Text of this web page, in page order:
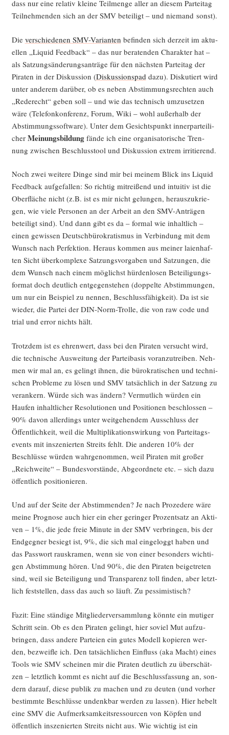
dass nur eine rela­tiv klei­ne Teil­men­ge aller an die­sem Par­tei­tag
Teil­neh­men­den sich an der SMV betei­ligt – und nie­mand sonst).
Die ver­schie­de­nen SMV-Vari­an­ten befin­den sich der­zeit im aktu­
el­len „Liquid Feed­back“ – das nur bera­ten­den Cha­rak­ter hat –
als Sat­zungs­än­de­rungs­an­trä­ge für den nächs­ten Par­tei­tag der
Pira­ten in der Dis­kus­si­on (Dis­kus­si­ons­pad dazu). Dis­ku­tiert wird
unter ande­rem dar­über, ob es neben Abstim­mungs­rech­ten auch
„Rede­recht“ geben soll – und wie das tech­nisch umzu­set­zen
wäre (Tele­fon­kon­fe­renz, Forum, Wiki – wohl außer­halb der
Abstim­mungs­soft­ware). Unter dem Gesichts­punkt inner­par­tei­li­
cher Mei­nungs­bil­dungfän­de ich eine orga­ni­sa­to­ri­sche Tren­
nung zwi­schen Beschluss­tool und Dis­kus­si­on extrem irritierend.
Noch zwei wei­te­re Din­ge sind mir bei mei­nem Blick ins Liquid
Feed­back auf­ge­fal­len: So rich­tig mit­rei­ßend und intui­tiv ist die
Ober­flä­che nicht (z.B. ist es mir nicht gelun­gen, her­aus­zu­krie­
gen, wie vie­le Per­so­nen an der Arbeit an den SMV-Anträ­gen
betei­ligt sind). Und dann gibt es da – for­mal wie inhalt­lich –
einen gewis­sen Deutsch­bü­ro­kra­tis­mus in Ver­bin­dung mit dem
Wunsch nach Per­fek­ti­on. Her­aus kom­men aus mei­ner lai­en­haf­
ten Sicht über­kom­ple­xe Sat­zungs­vor­ga­ben und Sat­zun­gen, die
dem Wunsch nach einem mög­lichst hür­den­lo­sen Betei­li­gungs­
for­mat doch deut­lich ent­ge­gen­ste­hen (dop­pel­te Abstim­mun­gen,
um nur ein Bei­spiel zu nen­nen, Beschluss­fä­hig­keit). Da ist sie
wie­der, die Par­tei der DIN-Norm-Trol­le, die von raw code und
tri­al und error nichts hält.
Trotz­dem ist es ehren­wert, dass bei den Pira­ten ver­sucht wird,
die tech­ni­sche Aus­wei­tung der Par­tei­ba­sis vor­an­zu­trei­ben. Neh­
men wir mal an, es gelingt ihnen, die büro­kra­ti­schen und tech­ni­
schen Pro­ble­me zu lösen und SMV tat­säch­lich in der Sat­zung zu
ver­an­kern. Wür­de sich was ändern? Ver­mut­lich wür­den ein
Hau­fen inhalt­li­cher Reso­lu­tio­nen und Posi­tio­nen beschlos­sen –
90% davon aller­dings unter weit­ge­hen­dem Aus­schluss der
Öffent­lich­keit, weil die Mul­ti­pli­ka­ti­ons­wir­kung von Par­tei­tags­
events mit insze­nier­ten Streits fehlt. Die ande­ren 10% der
Beschlüs­se wür­den wahr­ge­nom­men, weil Pira­ten mit gro­ßer
„Reich­wei­te“ – Bun­des­vor­stän­de, Abge­ord­ne­te etc. – sich dazu
öffent­lich positionieren.
Und auf der Sei­te der Abstim­men­den? Je nach Pro­ze­de­re wäre
mei­ne Pro­gno­se auch hier ein eher gerin­ger Pro­zent­satz an Akti­
ven – 1%, die jede freie Minu­te in der SMV ver­brin­gen, bis der
End­geg­ner besiegt ist, 9%, die sich mal ein­ge­loggt haben und
das Pass­wort raus­kra­men, wenn sie von einer beson­ders wich­ti­
gen Abstim­mung hören. Und 90%, die den Pira­ten bei­getre­ten
sind, weil sie Betei­li­gung und Trans­pa­renz toll fin­den, aber letzt­
lich fest­stel­len, dass das auch so läuft. Zu pessimistisch?
Fazit: Eine stän­di­ge Mit­glie­der­ver­samm­lung könn­te ein muti­ger
Schritt sein. Ob es den Pira­ten gelingt, hier soviel Mut auf­zu­
brin­gen, dass ande­re Par­tei­en ein gutes Modell kopie­ren wer­
den, bezweif­le ich. Den tat­säch­li­chen Ein­fluss (aka Macht) eines
Tools wie SMV schei­nen mir die Pira­ten deut­lich zu über­schät­
zen – letzt­lich kommt es nicht auf die Beschluss­fas­sung an, son­
dern dar­auf, die­se publik zu machen und zu deu­ten (und vor­her
bestimm­te Beschlüs­se undenk­bar wer­den zu las­sen). Hier hebelt
eine SMV die Auf­merk­sam­keits­res­sour­cen von Köp­fen und
öffent­lich insze­nier­ten Streits nicht aus. Wie wich­tig ist ein